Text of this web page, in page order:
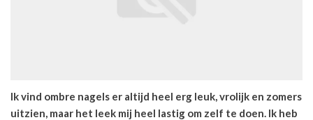
Ik vind ombre nagels er altijd heel erg leuk, vrolijk en zomers
uitzien, maar het leek mij heel lastig om zelf te doen. Ik heb